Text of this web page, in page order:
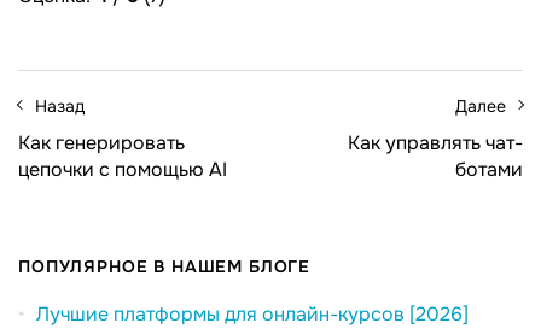
Назад
Как генерировать
цепочки с помощью AI
Далее
Как управлять чат-
ботами
ПОПУЛЯРНОЕ В НАШЕМ БЛОГЕ
Лучшие платформы для онлайн-курсов [2026]